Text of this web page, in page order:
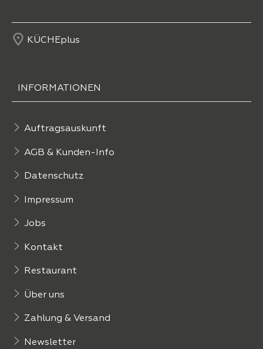
KÜCHEplus
INFORMATIONEN
Auftragsauskunft
AGB & Kunden-Info
Datenschutz
Impressum
Jobs
Kontakt
Restaurant
Über uns
Zahlung & Versand
Newsletter